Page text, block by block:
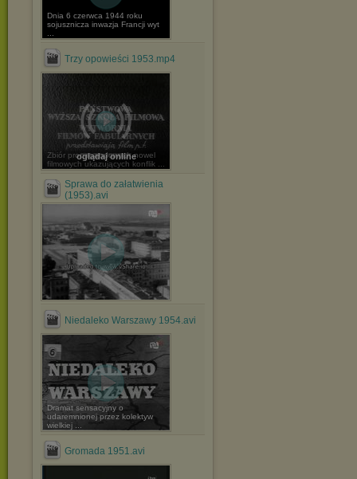
Dnia 6 czerwca 1944 roku
sojusznicza inwazja Francji wyt
Trzy opowieści 1953.mp4
oglądaj online
Zbiór propagandowych nowel
filmowych ukazujących konflik ...
Sprawa do załatwienia
(1953).avi
Niedaleko Warszawy 1954.avi
Dramat sensacyjny o
udaremnionej przez kolektyw
wielkiej ...
Gromada 1951.avi